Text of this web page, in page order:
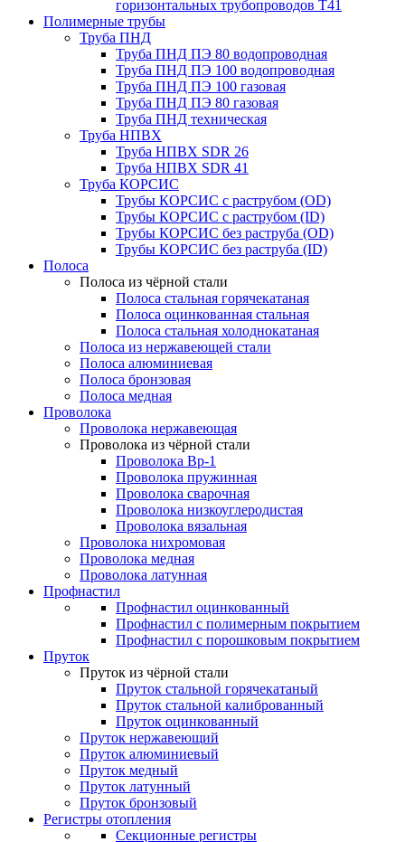
горизонтальных трубопроводов Т41
Полимерные трубы
Труба ПНД
Труба ПНД ПЭ 80 водопроводная
Труба ПНД ПЭ 100 водопроводная
Труба ПНД ПЭ 100 газовая
Труба ПНД ПЭ 80 газовая
Труба ПНД техническая
Труба НПВХ
Труба НПВХ SDR 26
Труба НПВХ SDR 41
Труба КОРСИС
Трубы КОРСИС с раструбом (OD)
Трубы КОРСИС с раструбом (ID)
Трубы КОРСИС без раструба (OD)
Трубы КОРСИС без раструба (ID)
Полоса
Полоса из чёрной стали
Полоса стальная горячекатаная
Полоса оцинкованная стальная
Полоса стальная холоднокатаная
Полоса из нержавеющей стали
Полоса алюминиевая
Полоса бронзовая
Полоса медная
Проволока
Проволока нержавеющая
Проволока из чёрной стали
Проволока Вр-1
Проволока пружинная
Проволока сварочная
Проволока низкоуглеродистая
Проволока вязальная
Проволока нихромовая
Проволока медная
Проволока латунная
Профнастил
Профнастил оцинкованный
Профнастил с полимерным покрытием
Профнастил с порошковым покрытием
Пруток
Пруток из чёрной стали
Пруток стальной горячекатаный
Пруток стальной калиброванный
Пруток оцинкованный
Пруток нержавеющий
Пруток алюминиевый
Пруток медный
Пруток латунный
Пруток бронзовый
Регистры отопления
Секционные регистры